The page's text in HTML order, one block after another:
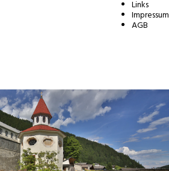
Links
Impressum
AGB